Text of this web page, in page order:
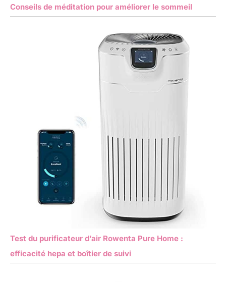
Conseils de méditation pour améliorer le sommeil
Test du purificateur d’air Rowenta Pure Home :
efficacité hepa et boîtier de suivi